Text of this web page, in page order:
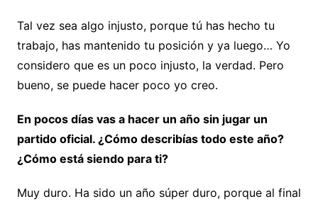
Tal vez sea algo injusto, porque tú has hecho tu
trabajo, has mantenido tu posición y ya luego… Yo
considero que es un poco injusto, la verdad. Pero
bueno, se puede hacer poco yo creo.
En pocos días vas a hacer un año sin jugar un
partido oficial. ¿Cómo describías todo este año?
¿Cómo está siendo para ti?
Muy duro. Ha sido un año súper duro, porque al final